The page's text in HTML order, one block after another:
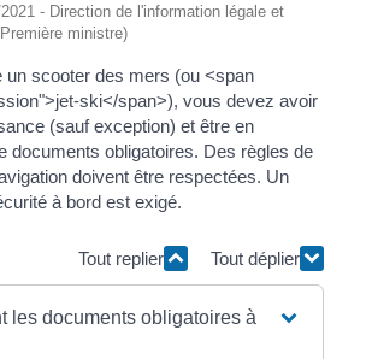
- Direction de l'information légale et
ministre)
un scooter des mers (ou <span
ski</span>), vous devez avoir
(sauf exception) et être en
documents obligatoires. Des règles de
doivent être respectées. Un
à bord est exigé.
Tout replier Tout déplier
les documents obligatoires à